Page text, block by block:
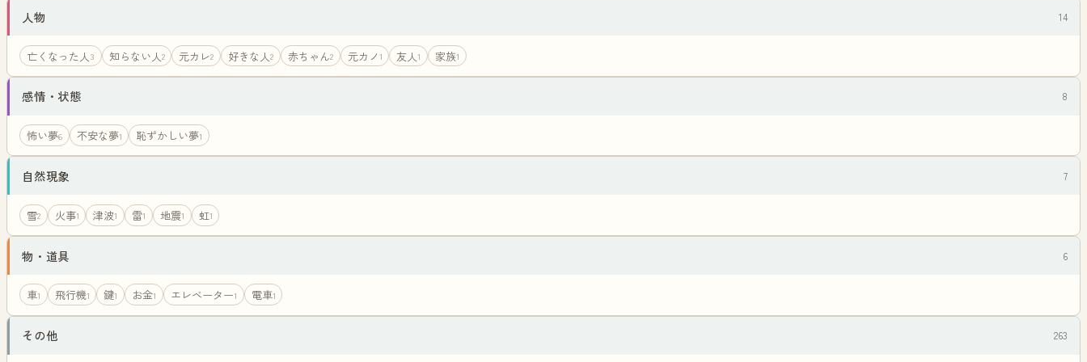
人物 14
亡くなった人 3 知らない人2 元カレ2 好きな人2 赤ちゃん2 元カノ1 友人1 家族1
感情・状態 8
怖い夢6 不安な夢1 恥ずかしい夢1
自然現象 7
雪2 火事1 津波1 雷1 地震1 虹1
物・道具 6
車1 飛行機1 鍵1 お金1 エレベーター1 電車1
その他 263